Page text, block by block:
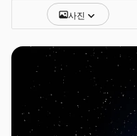
사진